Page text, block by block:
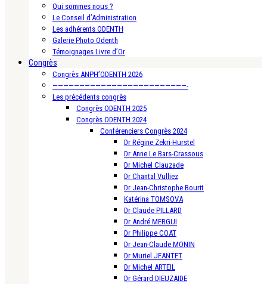
Qui sommes nous ?
Le Conseil d’Administration
Les adhérents ODENTH
Galerie Photo Odenth
Témoignages Livre d’Or
Congrès
Congrès ANPH’ODENTH 2026
—————————————————————————-
Les précédents congrès
Congrès ODENTH 2025
Congrès ODENTH 2024
Conférenciers Congrès 2024
Dr Régine Zekri-Hurstel
Dr Anne Le Bars-Crassous
Dr Michel Clauzade
Dr Chantal Vulliez
Dr Jean-Christophe Bourit
Katérina TOMSOVA
Dr Claude PILLARD
Dr André MERGUI
Dr Philippe COAT
Dr Jean-Claude MONIN
Dr Muriel JEANTET
Dr Michel ARTEIL
Dr Gérard DIEUZAIDE